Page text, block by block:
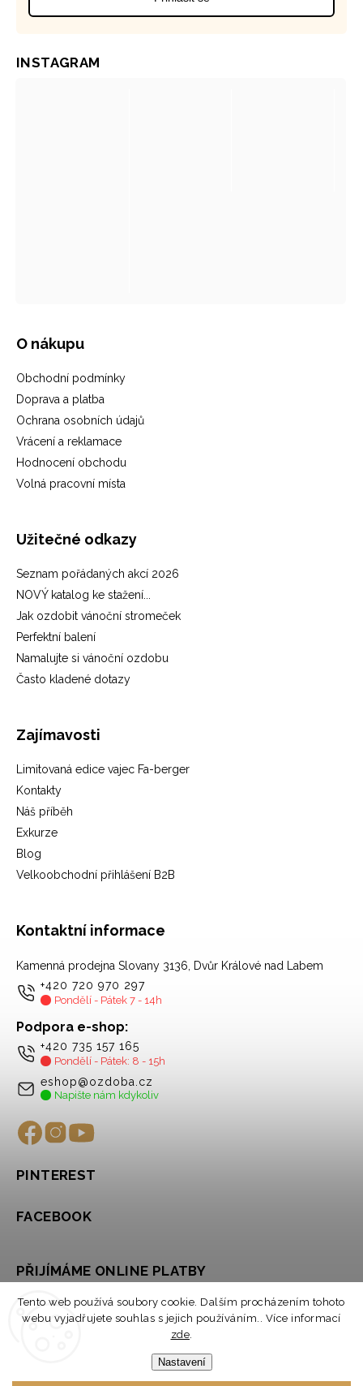
Tento web používá soubory cookie. Dalším procházením tohoto
webu vyjadřujete souhlas s jejich používáním.. Více informací
zde.
Nastavení
O nákupu
Obchodní podmínky
Doprava a platba
Ochrana osobních údajů
Vrácení a reklamace
Hodnocení obchodu
Volná pracovní místa
Užitečné odkazy
Seznam pořádaných akcí 2026
NOVÝ katalog ke stažení...
Jak ozdobit vánoční stromeček
Perfektní balení
Namalujte si vánoční ozdobu
Často kladené dotazy
Zajímavosti
Limitovaná edice vajec Fa-berger
Kontakty
Náš příběh
Exkurze
Blog
Velkoobchodní přihlášení B2B
Kontaktní informace
Kamenná prodejna Slovany 3136, Dvůr Králové nad Labem
+420 720 970 297
Pondělí - Pátek 7 - 14h
Podpora e-shop:
+420 735 157 165
Pondělí - Pátek: 8 - 15h
eshop@ozdoba.cz
Napište nám kdykoliv
INSTAGRAM
PINTEREST
FACEBOOK
PŘIJÍMÁME ONLINE PLATBY